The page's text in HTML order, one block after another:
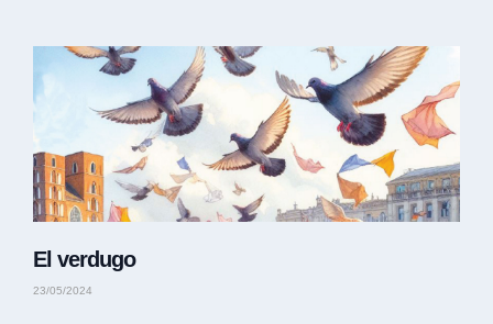
El verdugo
23/05/2024